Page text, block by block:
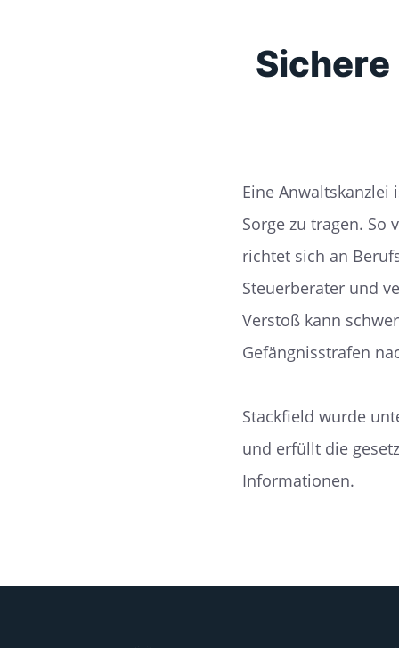
Eine
Sorge zu tragen. So
richtet sich an
Steuerberater und
Verstoß kann
Gefängnisstrafen
Stackfield wurde
und erfüllt die
Informationen.